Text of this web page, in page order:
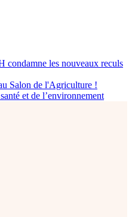
condamne les nouveaux reculs
Salon de l'Agriculture !
et de l’environnement